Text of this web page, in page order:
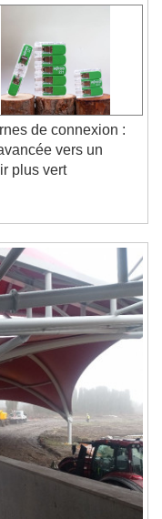
Forward
de connexion :
vers un
plus vert